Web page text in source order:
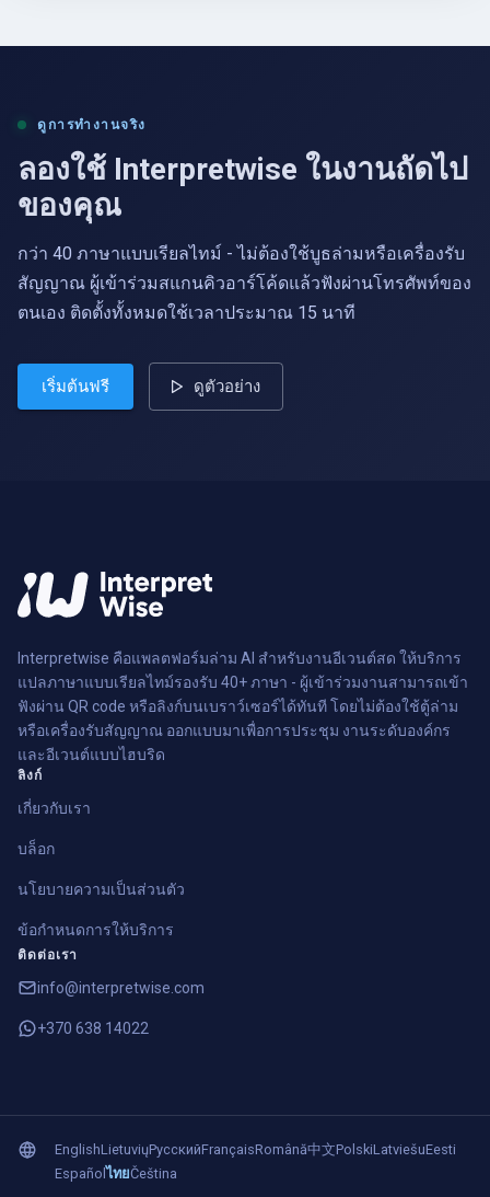
ดูการทำงานจริง
ลองใช้ Interpretwise ในงานถัดไป
ของคุณ
กว่า 40 ภาษาแบบเรียลไทม์ - ไม่ต้องใช้บูธล่ามหรือเครื่องรับ
สัญญาณ ผู้เข้าร่วมสแกนคิวอาร์โค้ดแล้วฟังผ่านโทรศัพท์ของ
ตนเอง ติดตั้งทั้งหมดใช้เวลาประมาณ 15 นาที
เริ่มต้นฟรี ดูตัวอย่าง
Interpretwise คือแพลตฟอร์มล่าม AI สำหรับงานอีเวนต์สด ให้บริการ
แปลภาษาแบบเรียลไทม์รองรับ 40+ ภาษา - ผู้เข้าร่วมงานสามารถเข้า
ฟังผ่าน QR code หรือลิงก์บนเบราว์เซอร์ได้ทันที โดยไม่ต้องใช้ตู้ล่าม
หรือเครื่องรับสัญญาณ ออกแบบมาเพื่อการประชุม งานระดับองค์กร
และอีเวนต์แบบไฮบริด
ลิงก์
เกี่ยวกับเรา
บล็อก
นโยบายความเป็นส่วนตัว
ข้อกำหนดการให้บริการ
ติดต่อเรา
info@interpretwise.com
+370 638 14022
EnglishLietuviųРусскийFrançaisRomână中文PolskiLatviešuEesti
EspañolไทยČeština